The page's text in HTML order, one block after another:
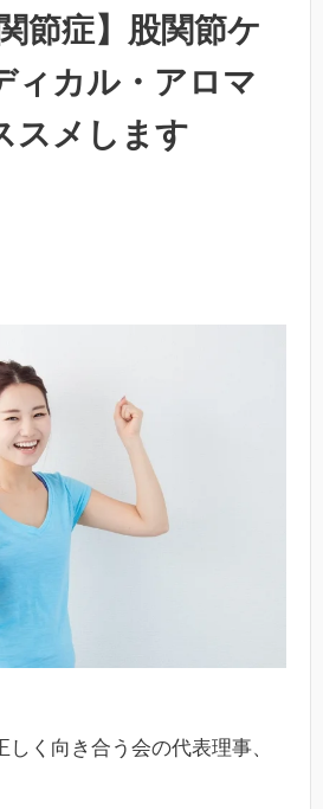
節症】股関節ケ
ィカル・アロマ
スメします
く向き合う会の代表理事、